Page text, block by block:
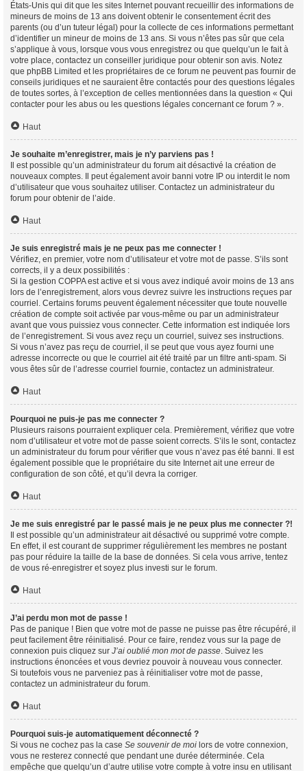
États-Unis qui dit que les sites Internet pouvant recueillir des informations de
mineurs de moins de 13 ans doivent obtenir le consentement écrit des
parents (ou d’un tuteur légal) pour la collecte de ces informations permettant
d’identifier un mineur de moins de 13 ans. Si vous n’êtes pas sûr que cela
s’applique à vous, lorsque vous vous enregistrez ou que quelqu’un le fait à
votre place, contactez un conseiller juridique pour obtenir son avis. Notez
que phpBB Limited et les propriétaires de ce forum ne peuvent pas fournir de
conseils juridiques et ne sauraient être contactés pour des questions légales
de toutes sortes, à l’exception de celles mentionnées dans la question « Qui
contacter pour les abus ou les questions légales concernant ce forum ? ».
Haut
Je souhaite m’enregistrer, mais je n’y parviens pas !
Il est possible qu’un administrateur du forum ait désactivé la création de
nouveaux comptes. Il peut également avoir banni votre IP ou interdit le nom
d’utilisateur que vous souhaitez utiliser. Contactez un administrateur du
forum pour obtenir de l’aide.
Haut
Je suis enregistré mais je ne peux pas me connecter !
Vérifiez, en premier, votre nom d’utilisateur et votre mot de passe. S’ils sont
corrects, il y a deux possibilités :
Si la gestion COPPA est active et si vous avez indiqué avoir moins de 13 ans
lors de l’enregistrement, alors vous devrez suivre les instructions reçues par
courriel. Certains forums peuvent également nécessiter que toute nouvelle
création de compte soit activée par vous-même ou par un administrateur
avant que vous puissiez vous connecter. Cette information est indiquée lors
de l’enregistrement. Si vous avez reçu un courriel, suivez ses instructions.
Si vous n’avez pas reçu de courriel, il se peut que vous ayez fourni une
adresse incorrecte ou que le courriel ait été traité par un filtre anti-spam. Si
vous êtes sûr de l’adresse courriel fournie, contactez un administrateur.
Haut
Pourquoi ne puis-je pas me connecter ?
Plusieurs raisons pourraient expliquer cela. Premièrement, vérifiez que votre
nom d’utilisateur et votre mot de passe soient corrects. S’ils le sont, contactez
un administrateur du forum pour vérifier que vous n’avez pas été banni. Il est
également possible que le propriétaire du site Internet ait une erreur de
configuration de son côté, et qu’il devra la corriger.
Haut
Je me suis enregistré par le passé mais je ne peux plus me connecter ?!
Il est possible qu’un administrateur ait désactivé ou supprimé votre compte.
En effet, il est courant de supprimer régulièrement les membres ne postant
pas pour réduire la taille de la base de données. Si cela vous arrive, tentez
de vous ré-enregistrer et soyez plus investi sur le forum.
Haut
J’ai perdu mon mot de passe !
Pas de panique ! Bien que votre mot de passe ne puisse pas être récupéré, il
peut facilement être réinitialisé. Pour ce faire, rendez vous sur la page de
connexion puis cliquez sur J’ai oublié mon mot de passe. Suivez les
instructions énoncées et vous devriez pouvoir à nouveau vous connecter.
Si toutefois vous ne parveniez pas à réinitialiser votre mot de passe,
contactez un administrateur du forum.
Haut
Pourquoi suis-je automatiquement déconnecté ?
Si vous ne cochez pas la case Se souvenir de moi lors de votre connexion,
vous ne resterez connecté que pendant une durée déterminée. Cela
empêche que quelqu’un d’autre utilise votre compte à votre insu en utilisant